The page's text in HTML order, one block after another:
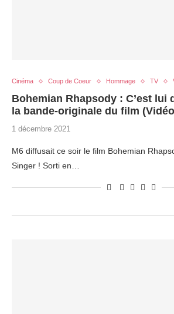
Cinéma Coup de Coeur Hommage TV
Bohemian Rhapsody : C’est lui
la bande-originale du film
1 décembre 2021
M6 diffusait ce soir le film Bohemian
Singer ! Sorti en…